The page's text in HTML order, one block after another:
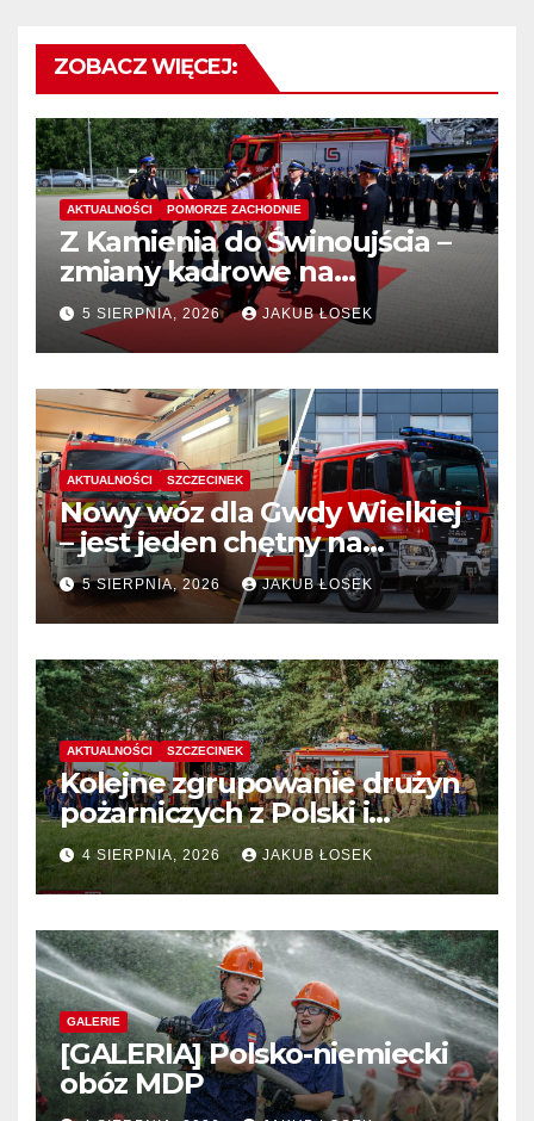
ZOBACZ WIĘCEJ:
AKTUALNOŚCI POMORZE ZACHODNIE
Z Kamienia do Świnoujścia –
zmiany kadrowe na
stanowiskach komendantów
5 SIERPNIA, 2026 JAKUB ŁOSEK
AKTUALNOŚCI SZCZECINEK
Nowy wóz dla Gwdy Wielkiej
– jest jeden chętny na
dostawę
5 SIERPNIA, 2026 JAKUB ŁOSEK
AKTUALNOŚCI SZCZECINEK
Kolejne zgrupowanie drużyn
pożarniczych z Polski i
Niemiec w regionie
4 SIERPNIA, 2026 JAKUB ŁOSEK
GALERIE
[GALERIA] Polsko-niemiecki
obóz MDP